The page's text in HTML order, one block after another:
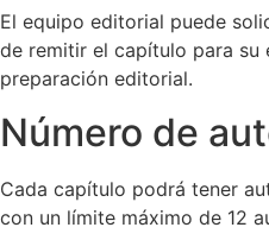
El equipo editorial puede
de remitir el capítulo para su
preparación editorial.
Número de
Cada capítulo podrá tener
con un límite máximo de 12